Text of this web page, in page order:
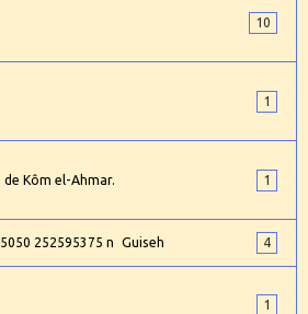
10
1
Kôm el-Ahmar. 1
Guiseh 4
1